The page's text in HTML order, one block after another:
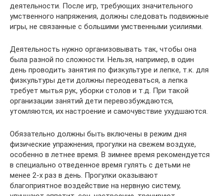
деятельности. После игр, требующих значительного
умственного напряжения, должны следовать подвижные
игры, не связанные с большими умственными усилиями.
Деятельность нужно организовывать так, чтобы она
была разной по сложности. Нельзя, например, в один
день проводить занятия по физкультуре и лепке, т.к. для
физкультуры дети должны переодеваться, а лепка
требует мытья рук, уборки столов и т.д. При такой
организации занятий дети перевозбуждаются,
утомляются, их настроение и самочувствие ухудшаются.
Обязательно должны быть включены в режим дня
физические упражнения, прогулки на свежем воздухе,
особенно в летнее время. В зимнее время рекомендуется
в специально отведенное время гулять с детьми не
менее 2-х раз в день. Прогулки оказывают
благоприятное воздействие на нервную систему,